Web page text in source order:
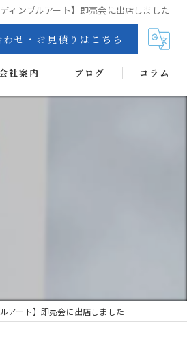
ディンプルアート】即売会に出店しました
せ・お見積りはこちら
臭・防カビコーティング
社案内 ブログ コラム
ルアート】即売会に出店しました